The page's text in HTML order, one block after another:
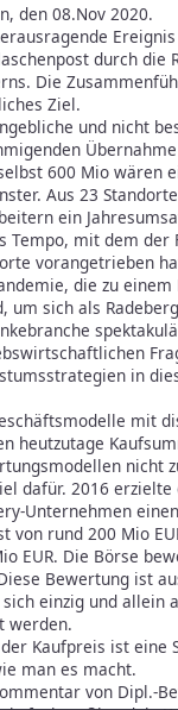
den 08.Nov 2020.
durch die
Die
Ziel.
und nicht
600 Mio wären
Aus 23
ein
Tempo, mit dem der
vorangetrieben
die zu
um sich als
in
mit
heutzutage
nicht
dafür. 2016
Unternehmen
von rund 200 Mio
EUR. Die Börse
Bewertung ist
einzig und allein
werden.
Kaufpreis ist eine
man es macht.
von Dipl.-